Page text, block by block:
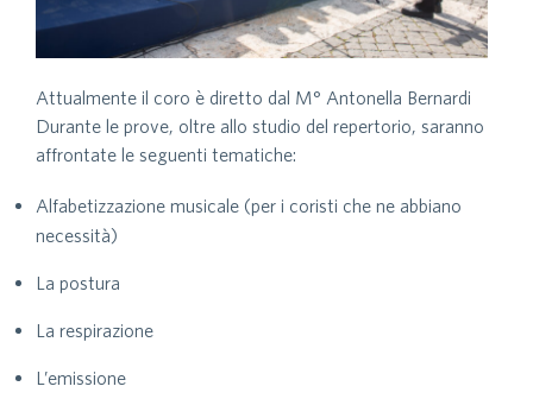
Attualmente il coro è diretto dal M° Antonella Bernardi
Durante le prove, oltre allo studio del repertorio, saranno
affrontate le seguenti tematiche:
Alfabetizzazione musicale (per i coristi che ne abbiano
necessità)
La postura
La respirazione
L’emissione